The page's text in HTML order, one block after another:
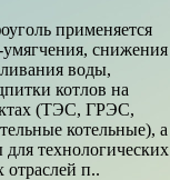
применяется
снижения
воды,
котлов на
(ТЭС, ГРЭС,
котельные), а
технологических
отраслей п..